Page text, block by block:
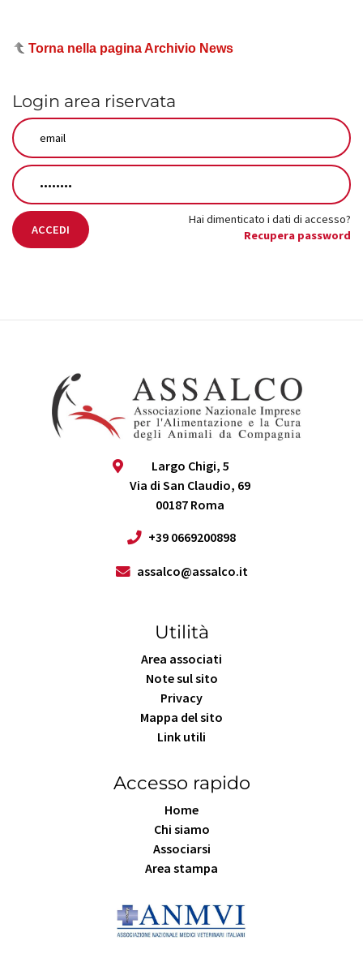
Torna nella pagina Archivio News
Login area riservata
ACCEDI
Hai dimenticato i dati di accesso?
Recupera password
Largo Chigi, 5
Via di San Claudio, 69
00187 Roma
+39 0669200898
assalco@assalco.it
Utilità
Area associati
Note sul sito
Privacy
Mappa del sito
Link utili
Accesso rapido
Home
Chi siamo
Associarsi
Area stampa